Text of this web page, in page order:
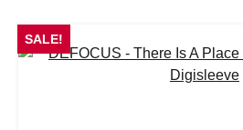
SALE!